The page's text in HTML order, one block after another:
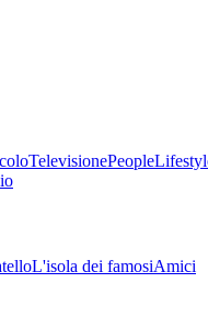
TelevisionePeople
L'isola dei famosiAmici